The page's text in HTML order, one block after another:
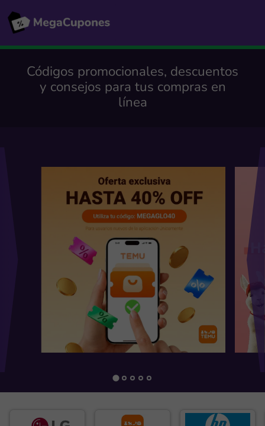
Códigos promocionales, descuentos
y consejos para tus compras en
línea